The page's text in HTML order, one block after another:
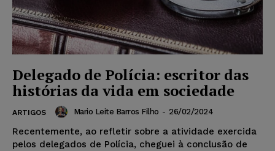
Delegado de Polícia: escritor das
histórias da vida em sociedade
ARTIGOS Mario Leite Barros Filho - 26/02/2024
Recentemente, ao refletir sobre a atividade exercida
pelos delegados de Polícia, cheguei à conclusão de